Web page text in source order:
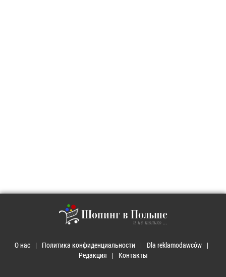
Шопинг в Польше
и не только ...
О нас Политика конфиденциальности
Dla reklamodawców
Редакция
Контакты